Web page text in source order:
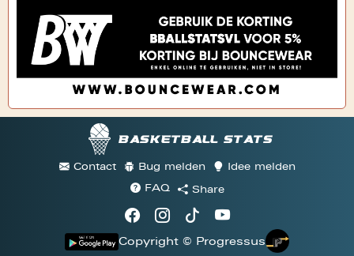
Basketball stats
Contact Bug melden
Idee melden
FAQ
Share
Copyright © Progressus